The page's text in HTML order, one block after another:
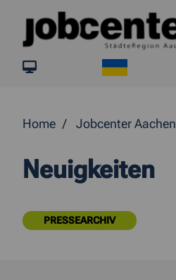
Springe direkt zum Inhalt
jobcenter.digital
Home Jobcenter Aachen
Neuigkeiten
PRESSEARCHIV